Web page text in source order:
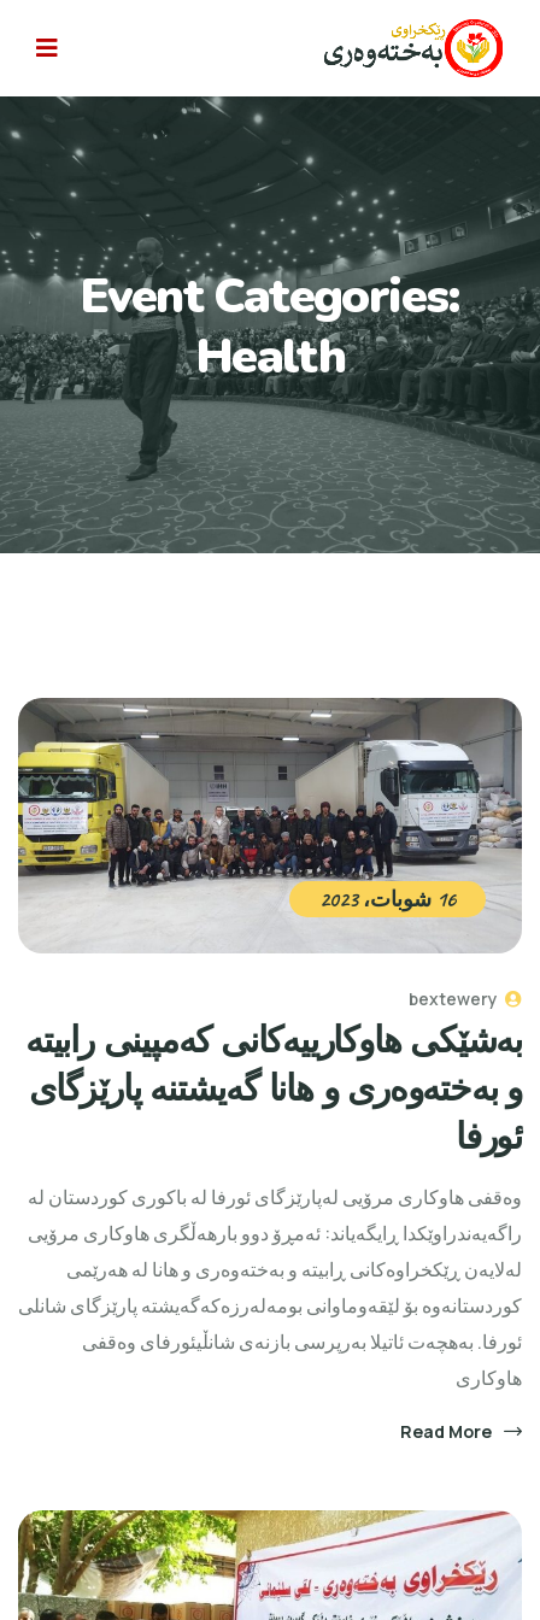
Event Categories:
Health
16 شوبات، 2023
بەشێكی هاوكارییەكانی كەمپینی رابیتە
و بەختەوەری و هانا گەیشتنە پارێزگای
ئورفا
وەقفی هاوکاری مرۆیی لەپارێزگای ئورفا لە باكوری كوردستان لە
راگەیەندراوێکدا ڕایگەیاند: ئەمڕۆ دوو بارهەڵگری هاوكاری مرۆیی
لەلایەن ڕێكخراوەكانی ڕابیتە و بەختەوەری و هانا لە هەرێمی
كوردستانەوە بۆ لێقەوماوانی بومەلەرزەكەگەیشتە پارێزگای شانلی
ئورفا. بەهچەت ئاتیلا بەرپرسی بازنەی شانڵیئورفای وەقفی
هاوکاری
Read More